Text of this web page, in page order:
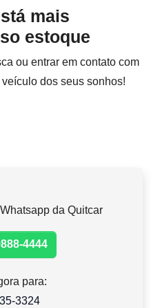
mais
estoque
ou entrar em contato com
dos seus sonhos!
da Quitcar
4444
para:
3324